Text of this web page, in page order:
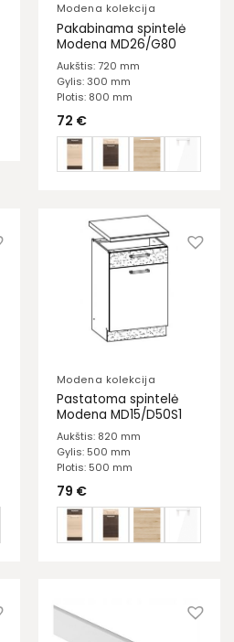
Modena kolekcija
Pakabinama spintelė
Modena MD26/G80
Aukštis: 720 mm
Gylis: 300 mm
Plotis: 800 mm
72 €
Modena kolekcija
Pastatoma spintelė
Modena MD15/D50S1
Aukštis: 820 mm
Gylis: 500 mm
Plotis: 500 mm
79 €